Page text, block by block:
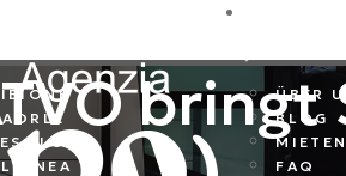
ÜBER
BLOG
FAQ
bringt